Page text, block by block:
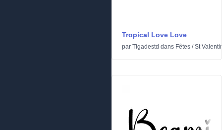
Tropical Love Love
par Tigadestd dans Fêtes /St